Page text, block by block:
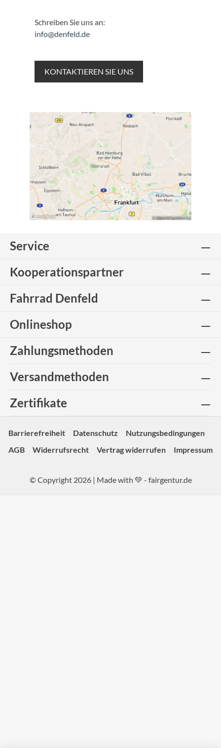
Schreiben Sie uns an:
info@denfeld.de
KONTAKTIEREN SIE UNS
Service
Kooperationspartner
Fahrrad Denfeld
Onlineshop
Zahlungsmethoden
Versandmethoden
Zertifikate
Barrierefreiheit Datenschutz
Nutzungsbedingungen
AGB
Widerrufsrecht Vertrag widerrufen Impressum
© Copyright 2026 | Made with 💚 - fairgentur.de